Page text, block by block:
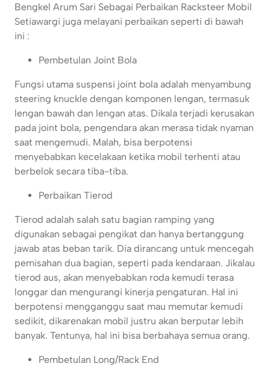
Bengkel Arum Sari Sebagai Perbaikan Racksteer Mobil
Setiawargi juga melayani perbaikan seperti di bawah
ini :
Pembetulan Joint Bola
Fungsi utama suspensi joint bola adalah menyambung
steering knuckle dengan komponen lengan, termasuk
lengan bawah dan lengan atas. Dikala terjadi kerusakan
pada joint bola, pengendara akan merasa tidak nyaman
saat mengemudi. Malah, bisa berpotensi
menyebabkan kecelakaan ketika mobil terhenti atau
berbelok secara tiba-tiba.
Perbaikan Tierod
Tierod adalah salah satu bagian ramping yang
digunakan sebagai pengikat dan hanya bertanggung
jawab atas beban tarik. Dia dirancang untuk mencegah
pemisahan dua bagian, seperti pada kendaraan. Jikalau
tierod aus, akan menyebabkan roda kemudi terasa
longgar dan mengurangi kinerja pengaturan. Hal ini
berpotensi mengganggu saat mau memutar kemudi
sedikit, dikarenakan mobil justru akan berputar lebih
banyak. Tentunya, hal ini bisa berbahaya semua orang.
Pembetulan Long/Rack End